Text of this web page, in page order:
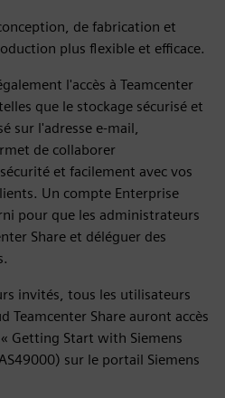
de fabrication et
plus flexible et efficace.
l'accès à Teamcenter
que le stockage sécurisé et
sur l'adresse e-mail,
de collaborer
et facilement avec vos
Un compte Enterprise
pour que les administrateurs
Share et déléguer des
invités, tous les utilisateurs
Teamcenter Share auront accès
Getting Start with Siemens
sur le portail Siemens